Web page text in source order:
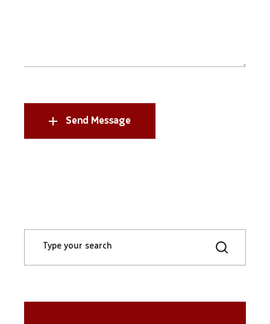
Send Message